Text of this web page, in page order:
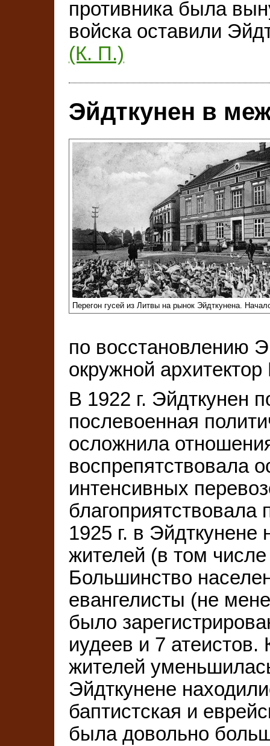
противника была
войска оставили
(К. П.)
Эйдткунен в
Перегон гусей из Литвы на рынок Эйдткунена.
по восстановлению
окружной
В 1922 г. Эйдткунен
послевоенная
осложнила
воспрепятствовала
интенсивных
благоприятствовала
1925 г. в
жителей (в том
Большинство
евангелисты (не
было
иудеев и 7 атеистов.
жителей
Эйдткунене
баптистская и
была довольно